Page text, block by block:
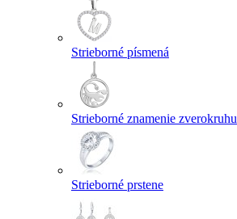
Strieborné písmená
Strieborné znamenie zverokruhu
Strieborné prstene